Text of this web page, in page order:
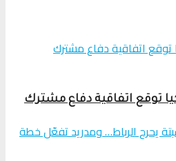
توقع اتفاقية دفاع مشترك